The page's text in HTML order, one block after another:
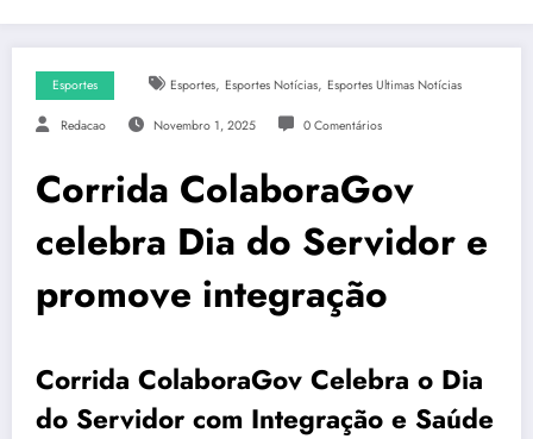
Esportes Esportes, Esportes Notícias, Esportes Ultimas Notícias
Redacao Novembro 1, 2025 0 Comentários
Corrida ColaboraGov
celebra Dia do Servidor e
promove integração
Corrida ColaboraGov Celebra o Dia
do Servidor com Integração e Saúde